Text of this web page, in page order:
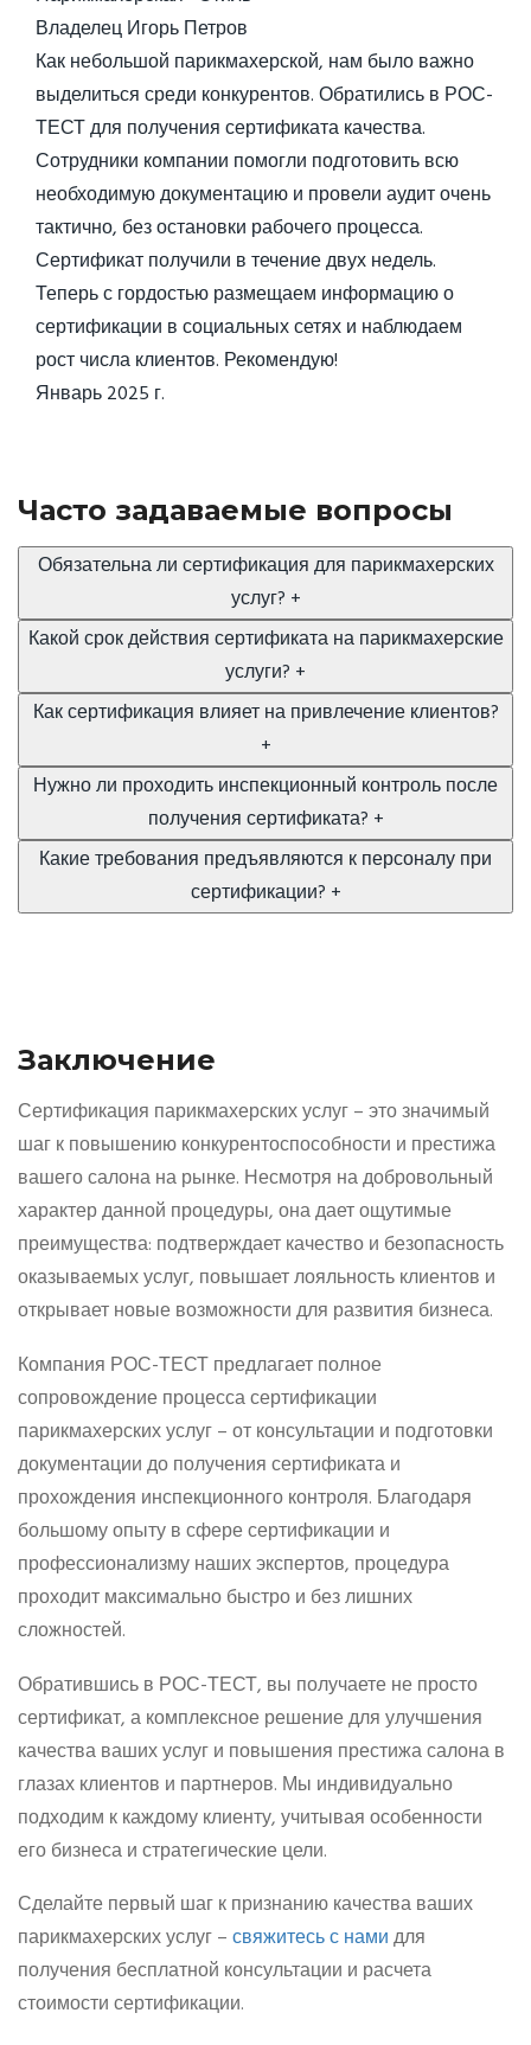
Владелец Игорь Петров
Как небольшой парикмахерской, нам было важно
выделиться среди конкурентов. Обратились в РОС-
ТЕСТ для получения сертификата качества.
Сотрудники компании помогли подготовить всю
необходимую документацию и провели аудит очень
тактично, без остановки рабочего процесса.
Сертификат получили в течение двух недель.
Теперь с гордостью размещаем информацию о
сертификации в социальных сетях и наблюдаем
рост числа клиентов. Рекомендую!
Январь 2025 г.
Часто задаваемые вопросы
Обязательна ли сертификация для парикмахерских
услуг? +
Какой срок действия сертификата на парикмахерские
услуги? +
Как сертификация влияет на привлечение клиентов?
+
Нужно ли проходить инспекционный контроль после
получения сертификата? +
Какие требования предъявляются к персоналу при
сертификации? +
Заключение
Сертификация парикмахерских услуг – это значимый
шаг к повышению конкурентоспособности и престижа
вашего салона на рынке. Несмотря на добровольный
характер данной процедуры, она дает ощутимые
преимущества: подтверждает качество и безопасность
оказываемых услуг, повышает лояльность клиентов и
открывает новые возможности для развития бизнеса.
Компания РОС-ТЕСТ предлагает полное
сопровождение процесса сертификации
парикмахерских услуг – от консультации и подготовки
документации до получения сертификата и
прохождения инспекционного контроля. Благодаря
большому опыту в сфере сертификации и
профессионализму наших экспертов, процедура
проходит максимально быстро и без лишних
сложностей.
Обратившись в РОС-ТЕСТ, вы получаете не просто
сертификат, а комплексное решение для улучшения
качества ваших услуг и повышения престижа салона в
глазах клиентов и партнеров. Мы индивидуально
подходим к каждому клиенту, учитывая особенности
его бизнеса и стратегические цели.
Сделайте первый шаг к признанию качества ваших
парикмахерских услуг –свяжитесь с намидля
получения бесплатной консультации и расчета
стоимости сертификации.